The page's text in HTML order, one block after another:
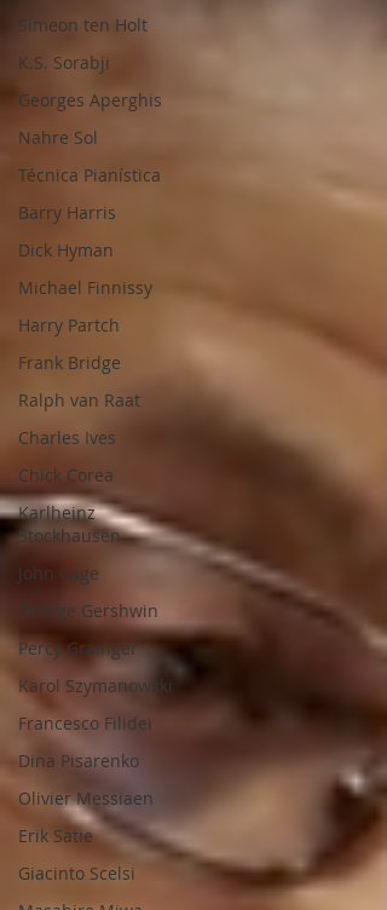
Simeon ten Holt
K.S. Sorabji
Georges Aperghis
Nahre Sol
Técnica Pianística
Barry Harris
Dick Hyman
Michael Finnissy
Harry Partch
Frank Bridge
Ralph van Raat
Charles Ives
Chick Corea
Karlheinz
Stockhausen
John Cage
George Gershwin
Percy Grainger
Karol Szymanowski
Francesco Filidei
Dina Pisarenko
Olivier Messiaen
Erik Satie
Giacinto Scelsi